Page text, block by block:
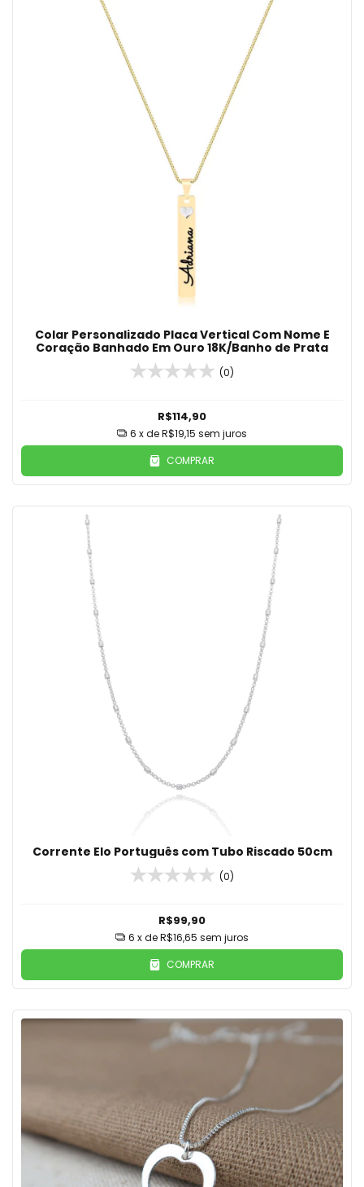
Colar Personalizado Placa Vertical Com Nome E
Coração Banhado Em Ouro 18K/Banho de Prata
(0)
R$114,90
6 x deR$19,15 sem juros
COMPRAR
Corrente Elo Português com Tubo Riscado 50cm
(0)
R$99,90
6 x deR$16,65 sem juros
COMPRAR